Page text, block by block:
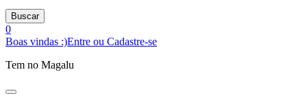
Buscar
0
Boas vindas :)Entre ou Cadastre-se
Tem no Magalu